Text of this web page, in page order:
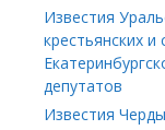
Известия
крестьянских и
депутатов
Известия